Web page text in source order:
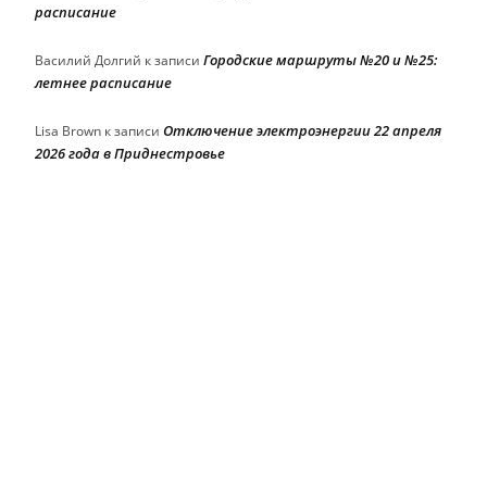
расписание
Василий Долгий к записи Городские маршруты №20 и №25:
летнее расписание
Lisa Brown к записи Отключение электроэнергии 22 апреля
2026 года в Приднестровье